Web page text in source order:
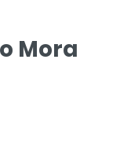
Mora